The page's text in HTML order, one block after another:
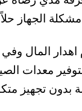
الجهاز
المال
معدات
بدون تجهيز